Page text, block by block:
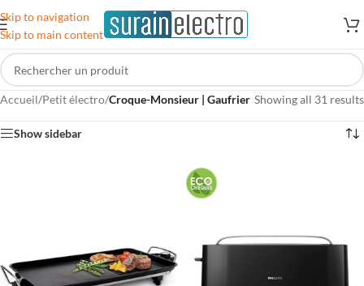
Skip to navigation
Skip to main content
Accueil/Petit électro/Croque-Monsieur | Gaufrier Showing all 31 results
Show sidebar